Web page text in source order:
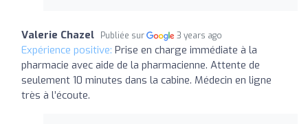
Valerie Chazel Publiée sur 3 years ago
Expérience positive: Prise en charge immédiate à la
pharmacie avec aide de la pharmacienne. Attente de
seulement 10 minutes dans la cabine. Médecin en ligne
très à l’écoute.